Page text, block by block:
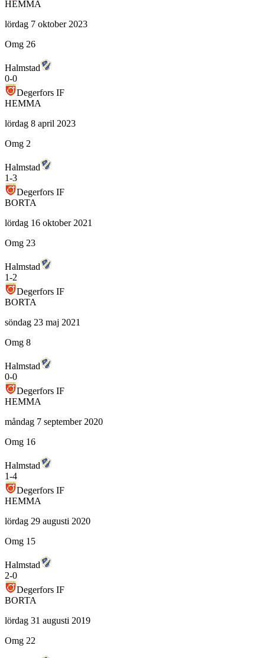
HEMMA
lördag 7 oktober 2023
Omg 26
Halmstad
0-0
Degerfors IF
HEMMA
lördag 8 april 2023
Omg 2
Halmstad
1-3
Degerfors IF
BORTA
lördag 16 oktober 2021
Omg 23
Halmstad
1-2
Degerfors IF
BORTA
söndag 23 maj 2021
Omg 8
Halmstad
0-0
Degerfors IF
HEMMA
måndag 7 september 2020
Omg 16
Halmstad
1-4
Degerfors IF
HEMMA
lördag 29 augusti 2020
Omg 15
Halmstad
2-0
Degerfors IF
BORTA
lördag 31 augusti 2019
Omg 22